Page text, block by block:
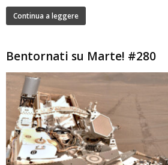
Continua a leggere
Bentornati su Marte! #280